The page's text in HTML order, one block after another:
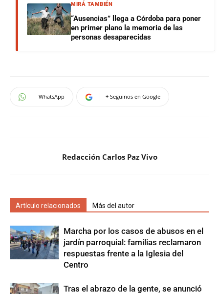
MIRÁ TAMBIÉN
“Ausencias” llega a Córdoba para poner
en primer plano la memoria de las
personas desaparecidas
WhatsApp + Seguinos en Google
Redacción Carlos Paz Vivo
Artículo relacionados Más del autor
Marcha por los casos de abusos en el
jardín parroquial: familias reclamaron
respuestas frente a la Iglesia del
Centro
Tras el abrazo de la gente, se anunció